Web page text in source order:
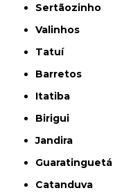
Sertãozinho
Valinhos
Tatuí
Barretos
Itatiba
Birigui
Jandira
Guaratinguetá
Catanduva